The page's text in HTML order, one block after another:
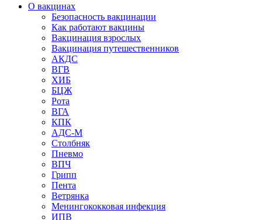
О вакцинах
Безопасность вакцинации
Как работают вакцины
Вакцинация взрослых
Вакцинация путешественников
АКДС
ВГВ
ХИБ
БЦЖ
Рота
ВГА
КПК
АДС-М
Столбняк
Пневмо
ВПЧ
Грипп
Пента
Ветрянка
Менингококковая инфекция
ИПВ